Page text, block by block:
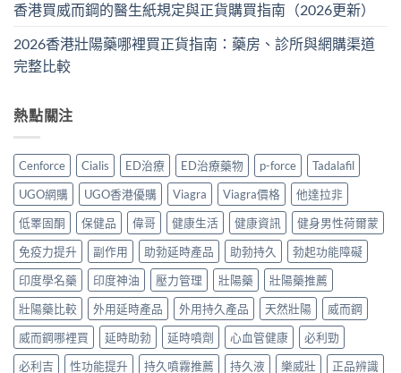
香港買威而鋼的醫生紙規定與正貨購買指南（2026更新）
2026香港壯陽藥哪裡買正貨指南：藥房、診所與網購渠道
完整比較
熱點關注
Cenforce Cialis ED治療 ED治療藥物 p-force
Tadalafil
UGO網購
UGO香港優購 Viagra Viagra價格
他達拉非
低睪固酮
保健品 偉哥 健康生活 健康資訊
健身男性荷爾蒙
免疫力提升
副作用 助勃延時產品 助勃持久
勃起功能障礙
印度學名藥
印度神油 壓力管理 壯陽藥
壯陽藥推薦
壯陽藥比較
外用延時產品 外用持久產品 天然壯陽
威而鋼
威而鋼哪裡買
延時助勃 延時噴劑 心血管健康
必利勁
必利吉
性功能提升 持久噴霧推薦 持久液 樂威壯 正品辨識